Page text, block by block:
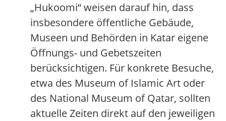
„Hukoomi“ weisen darauf hin, dass
insbesondere öffentliche Gebäude,
Museen und Behörden in Katar eigene
Öffnungs- und Gebetszeiten
berücksichtigen. Für konkrete Besuche,
etwa des Museum of Islamic Art oder
des National Museum of Qatar, sollten
aktuelle Zeiten direkt auf den jeweiligen